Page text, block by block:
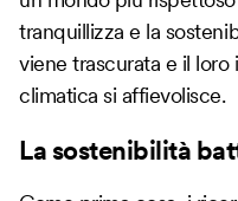
tranquillizza e la
viene trascurata e il
climatica si affievolisce.
La sostenibilità